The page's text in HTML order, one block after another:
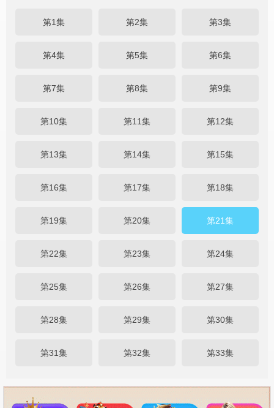
第1集 第2集 第3集
第4集 第5集 第6集
第7集 第8集 第9集
第10集 第11集 第12集
第13集 第14集 第15集
第16集 第17集 第18集
第19集 第20集 第21集
第22集 第23集 第24集
第25集 第26集 第27集
第28集 第29集 第30集
第31集 第32集 第33集